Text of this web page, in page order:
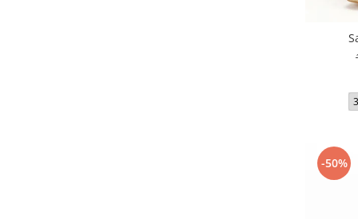
-50%